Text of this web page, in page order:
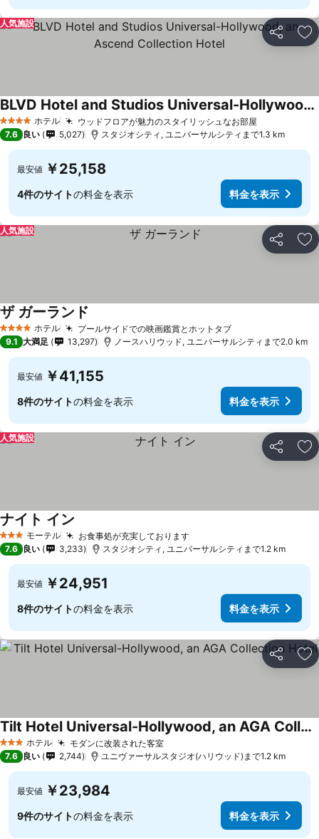
シェア お
人気施設
4 ホテルのランク
ホテル ウッドフロアが魅力のスタイリッシュなお部屋
BLVD Hotel and Studios Universal-Hollywood, an Ascend Collection Hotel
7.6 良い 5,027 スタジオシティ, ユニバーサルシティまで1.3 km
最安値 ￥25,158
4件のサイトの料金を表示 料金を表示
シェア お
人気施設
4 ホテルのランク
ホテル プールサイドでの映画鑑賞とホットタブ
ザ ガーランド
9.1 大満足 13,297 ノースハリウッド, ユニバーサルシティまで2.0 km
最安値 ￥41,155
8件のサイトの料金を表示 料金を表示
シェア お
人気施設
3 ホテルのランク
モーテル お食事処が充実しております
ナイト イン
7.6 良い 3,233 スタジオシティ, ユニバーサルシティまで1.2 km
最安値 ￥24,951
8件のサイトの料金を表示 料金を表示
シェア お
3 ホテルのランク
ホテル モダンに改装された客室
Tilt Hotel Universal-Hollywood, an AGA Collection Hotel
7.6 良い 2,744 ユニヴァーサルスタジオ(ハリウッド)まで1.2 km
最安値 ￥23,984
9件のサイトの料金を表示 料金を表示